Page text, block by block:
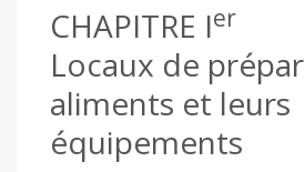
CHAPITRE Ier
Locaux de
aliments et leurs
équipements